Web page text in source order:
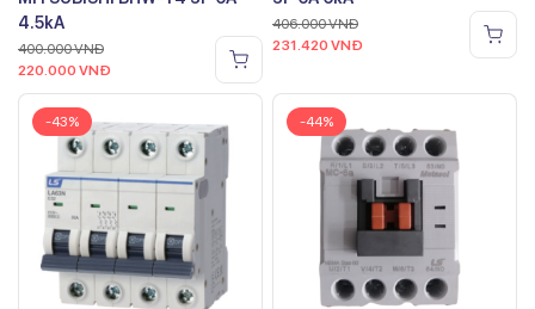
4.5kA
400.000VNĐ
220.000 VNĐ
406.000VNĐ
231.420 VNĐ
-43% -44%